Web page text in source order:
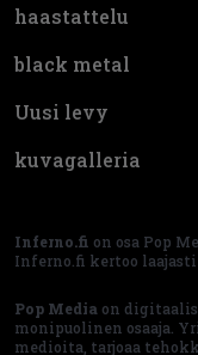
haastattelu
black metal
Uusi levy
kuvagalleria
Inferno.fi on osa Pop
Inferno.fi kertoo
Pop Media on
monipuolinen osaaja.
medioita, tarjoaa